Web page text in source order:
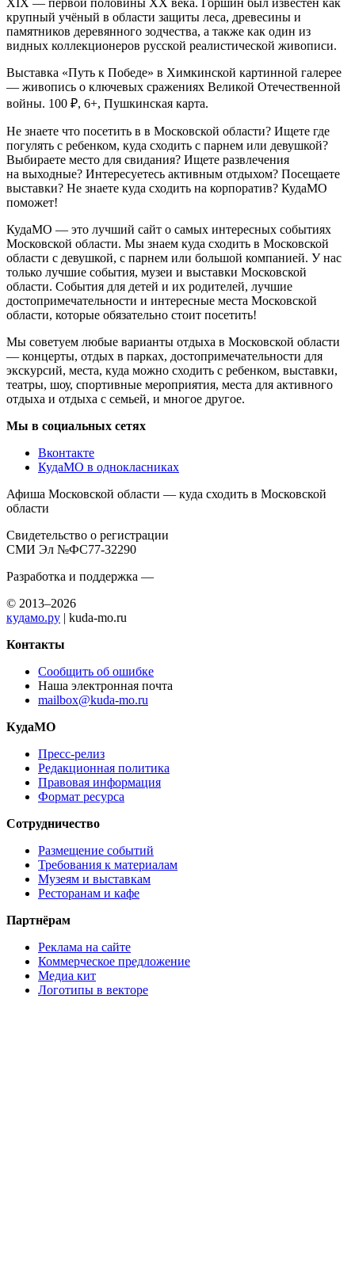
крупный учёный в области защиты леса, древесины и
памятников деревянного зодчества, а также как один из
видных коллекционеров русской реалистической живописи.
Выставка «Путь к Победе» в Химкинской картинной галерее
— живопись о ключевых сражениях Великой Отечественной
войны. 100 ₽, 6+, Пушкинская карта.
Не знаете что посетить в в Московской области? Ищете где
погулять с ребенком, куда сходить с парнем или девушкой?
Выбираете место для свидания? Ищете развлечения
на выходные? Интересуетесь активным отдыхом? Посещаете
выставки? Не знаете куда сходить на корпоратив? КудаМО
поможет!
КудаМО — это лучший сайт о самых интересных событиях
Московской области. Мы знаем куда сходить в Московской
области с девушкой, с парнем или большой компанией. У нас
только лучшие события, музеи и выставки Московской
области. События для детей и их родителей, лучшие
достопримечательности и интересные места Московской
области, которые обязательно стоит посетить!
Мы советуем любые варианты отдыха в Московской области
— концерты, отдых в парках, достопримечательности для
экскурсий, места, куда можно сходить с ребенком, выставки,
театры, шоу, спортивные мероприятия, места для активного
отдыха и отдыха с семьей, и многое другое.
Мы в социальных сетях
Вконтакте
КудаМО в однокласниках
Афиша Московской области — куда сходить в Московской
области
Свидетельство о регистрации
СМИ Эл №ФС77-32290
Разработка и поддержка —
© 2013–2026
кудамо.ру | kuda-mo.ru
Контакты
Сообщить об ошибке
Наша электронная почта
mailbox@kuda-mo.ru
КудаМО
Пресс-релиз
Редакционная политика
Правовая информация
Формат ресурса
Сотрудничество
Размещение событий
Требования к материалам
Музеям и выставкам
Ресторанам и кафе
Партнёрам
Реклама на сайте
Коммерческое предложение
Медиа кит
Логотипы в векторе